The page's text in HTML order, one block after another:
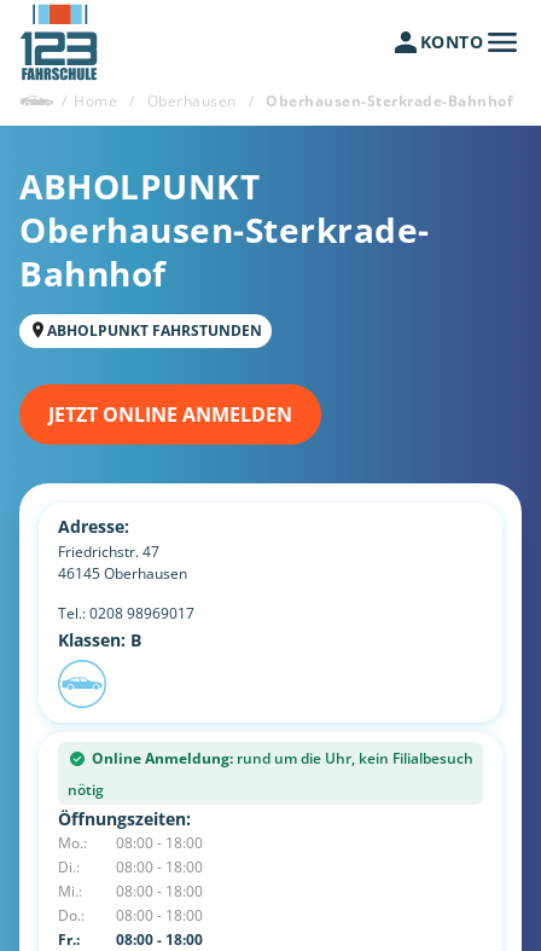
KONTO
/ Home / Oberhausen / Oberhausen-Sterkrade-Bahnhof
ABHOLPUNKT
Oberhausen-Sterkrade-
Bahnhof
ABHOLPUNKT FAHRSTUNDEN
JETZT ONLINE ANMELDEN
Adresse:
Friedrichstr. 47
46145Oberhausen
Tel.:0208 98969017
Klassen: B
Online Anmeldung: rund um die Uhr, kein Filialbesuch
nötig
Öffnungszeiten:
Mo.:
08:00 - 18:00
Di.:
08:00 - 18:00
Mi.:
08:00 - 18:00
Do.:
08:00 - 18:00
Fr.:
08:00 - 18:00